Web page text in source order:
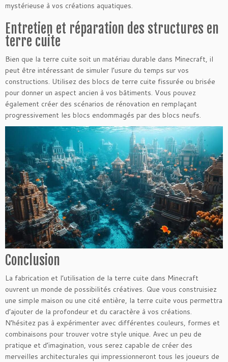
mystérieuse à vos créations aquatiques.
Entretien et réparation des structures en
terre cuite
Bien que la terre cuite soit un matériau durable dans Minecraft, il
peut être intéressant de simuler l’usure du temps sur vos
constructions. Utilisez des blocs de terre cuite fissurée ou brisée
pour donner un aspect ancien à vos bâtiments. Vous pouvez
également créer des scénarios de rénovation en remplaçant
progressivement les blocs endommagés par des blocs neufs.
Conclusion
La fabrication et l’utilisation de la terre cuite dans Minecraft
ouvrent un monde de possibilités créatives. Que vous construisiez
une simple maison ou une cité entière, la terre cuite vous permettra
d’ajouter de la profondeur et du caractère à vos créations.
N’hésitez pas à expérimenter avec différentes couleurs, formes et
combinaisons pour trouver votre style unique. Avec un peu de
pratique et d’imagination, vous serez capable de créer des
merveilles architecturales qui impressionneront tous les joueurs de